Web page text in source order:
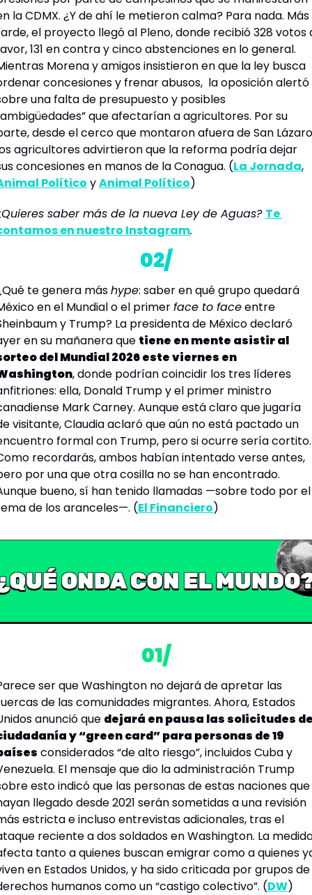
la CDMX. ¿Y de ahí le metieron calma? Para nada. Más
el proyecto llegó al Pleno, donde recibió 328 votos
131 en contra y cinco abstenciones en lo general.
Morena y amigos insistieron en que la ley busca
concesiones y frenar abusos,  la oposición alertó
una falta de presupuesto y posibles
que afectarían a agricultores. Por su
desde el cerco que montaron afuera de San
agricultores advirtieron que la reforma podría dejar
concesiones en manos de la Conagua. (La Jornada
Político y Animal Político)
saber más de la nueva Ley de Aguas? Te
en nuestro Instagram.
02/
te genera más hype: saber en qué grupo quedará
en el Mundial o el primer face to face entre
y Trump? La presidenta de México declaró
en su mañanera que tiene en mente asistir al
del Mundial 2026 este viernes en
, donde podrían coincidir los tres líderes
ella, Donald Trump y el primer ministro
Mark Carney. Aunque está claro que jugaría
visitante, Claudia aclaró que aún no está pactado un
formal con Trump, pero si ocurre sería cortito.
recordarás, ambos habían intentado verse antes,
por una que otra cosilla no se han encontrado.
bueno, sí han tenido llamadas —sobre todo por el
de los aranceles—. (El Financiero)
01/
ser que Washington no dejará de apretar las
de las comunidades migrantes. Ahora, Estados
anunció que dejará en pausa las solicitudes
y “green card” para personas de 19
considerados “de alto riesgo”, incluidos Cuba y
El mensaje que dio la administración Trump
esto indicó que las personas de estas naciones que
llegado desde 2021 serán sometidas a una revisión
estricta e incluso entrevistas adicionales, tras el
reciente a dos soldados en Washington. La
tanto a quienes buscan emigrar como a quienes
en Estados Unidos, y ha sido criticada por grupos de
humanos como un “castigo colectivo”. (DW)